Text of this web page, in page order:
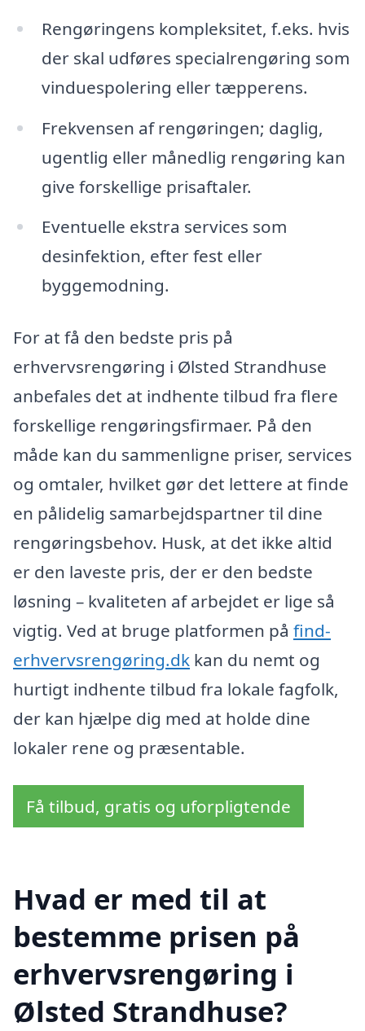
Rengøringens kompleksitet, f.eks. hvis
der skal udføres specialrengøring som
vinduespolering eller tæpperens.
Frekvensen af rengøringen; daglig,
ugentlig eller månedlig rengøring kan
give forskellige prisaftaler.
Eventuelle ekstra services som
desinfektion, efter fest eller
byggemodning.
For at få den bedste pris på
erhvervsrengøring i Ølsted Strandhuse
anbefales det at indhente tilbud fra flere
forskellige rengøringsfirmaer. På den
måde kan du sammenligne priser, services
og omtaler, hvilket gør det lettere at finde
en pålidelig samarbejdspartner til dine
rengøringsbehov. Husk, at det ikke altid
er den laveste pris, der er den bedste
løsning – kvaliteten af arbejdet er lige så
vigtig. Ved at bruge platformen på find-
erhvervsrengøring.dk kan du nemt og
hurtigt indhente tilbud fra lokale fagfolk,
der kan hjælpe dig med at holde dine
lokaler rene og præsentable.
Få tilbud, gratis og uforpligtende
Hvad er med til at
bestemme prisen på
erhvervsrengøring i
Ølsted Strandhuse?